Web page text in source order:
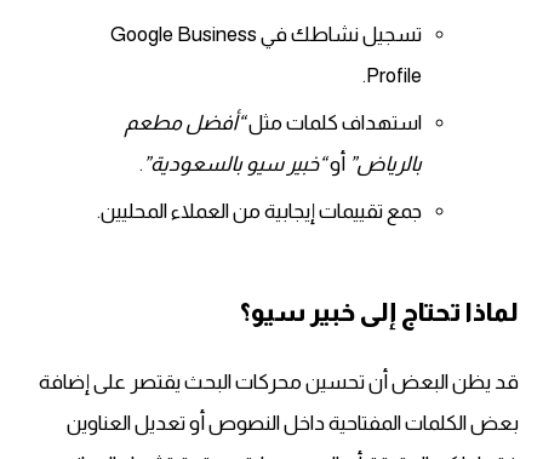
تسجيل نشاطك في Google Business
Profile.
استهداف كلمات مثل“أفضل مطعم
بالرياض” أو“خبير سيو بالسعودية” .
جمع تقييمات إيجابية من العملاء المحليين.
لماذا تحتاج إلى خبير سيو؟
قد يظن البعض أن تحسين محركات البحث يقتصر على إضافة
بعض الكلمات المفتاحية داخل النصوص أو تعديل العناوين